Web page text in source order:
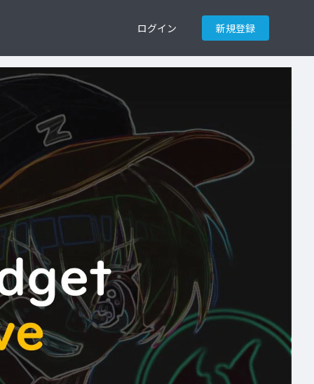
ログイン 新規登録